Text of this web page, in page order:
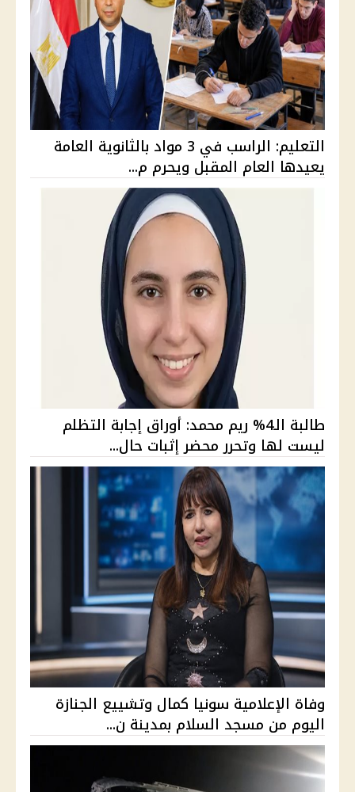
التعليم: الراسب في 3 مواد بالثانوية العامة
يعيدها العام المقبل ويحرم م...
طالبة الـ4% ريم محمد: أوراق إجابة التظلم
ليست لها وتحرر محضر إثبات حال...
وفاة الإعلامية سونيا كمال وتشييع الجنازة
اليوم من مسجد السلام بمدينة ن...